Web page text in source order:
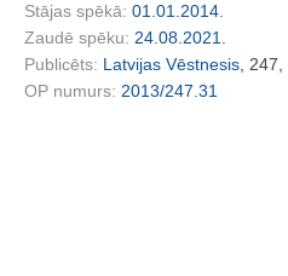
Stājas spēkā: 01.01.2014.
Zaudē spēku: 24.08.2021.
Publicēts: Latvijas Vēstnesis ,
OP numurs: 2013/247.31